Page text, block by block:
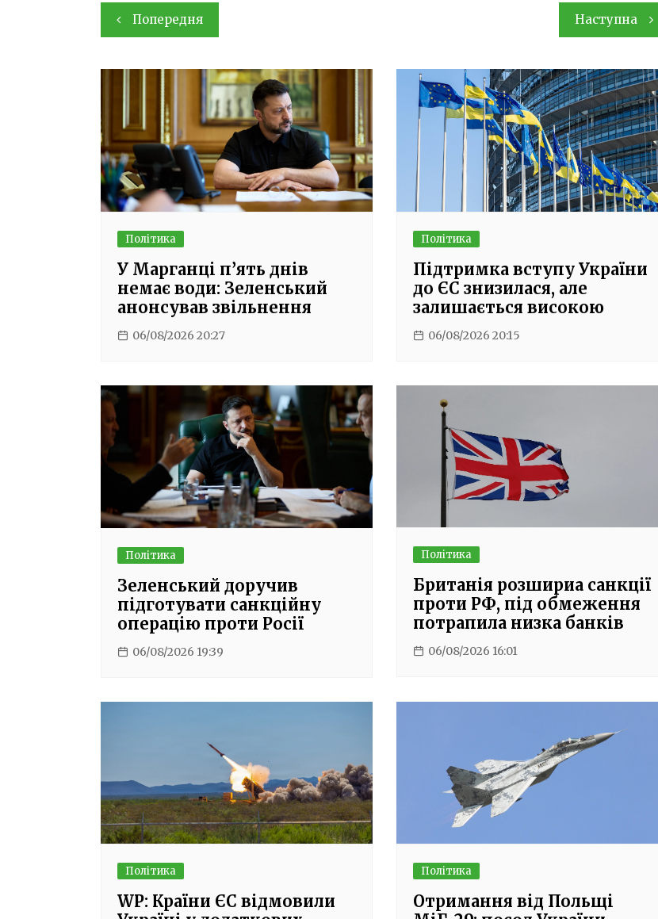
Навігація
записів
Попередня Наступна
Політика
У Марганці п’ять днів
немає води: Зеленський
анонсував звільнення
06/08/2026 20:27
Політика
Підтримка вступу України
до ЄС знизилася, але
залишається високою
06/08/2026 20:15
Політика
Зеленський доручив
підготувати санкційну
операцію проти Росії
06/08/2026 19:39
Політика
Британія розшириа санкції
проти РФ, під обмеження
потрапила низка банків
06/08/2026 16:01
Політика
WP: Країни ЄС відмовили
Політика
Отримання від Польщі